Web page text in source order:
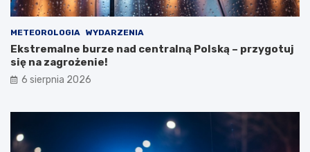
u
METEOROLOGIA WYDARZENIA
Ekstremalne burze nad centralną Polską – przygotuj
się na zagrożenie!
6 sierpnia 2026